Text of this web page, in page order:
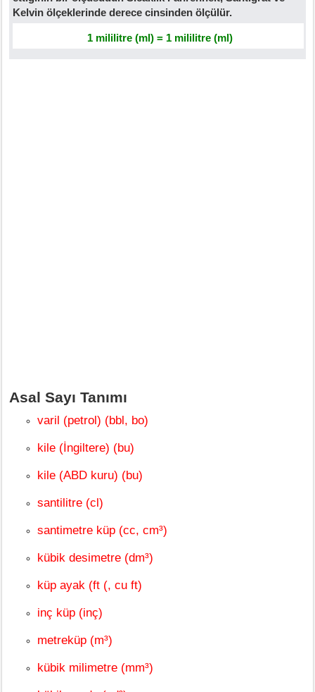
Kelvin ölçeklerinde derece cinsinden ölçülür.
1 mililitre (ml) = 1 mililitre (ml)
Asal Sayı Tanımı
varil (petrol) (bbl, bo)
kile (İngiltere) (bu)
kile (ABD kuru) (bu)
santilitre (cl)
santimetre küp (cc, cm³)
kübik desimetre (dm³)
küp ayak (ft (, cu ft)
inç küp (inç)
metreküp (m³)
kübik milimetre (mm³)